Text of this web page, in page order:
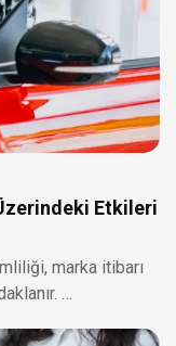
Etkileri
marka itibarı
…